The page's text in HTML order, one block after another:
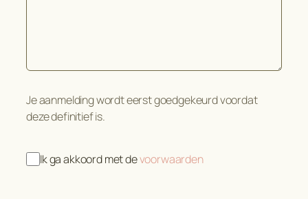
Je aanmelding wordt eerst goedgekeurd voordat
deze definitief is.
Ik ga akkoord met devoorwaarden